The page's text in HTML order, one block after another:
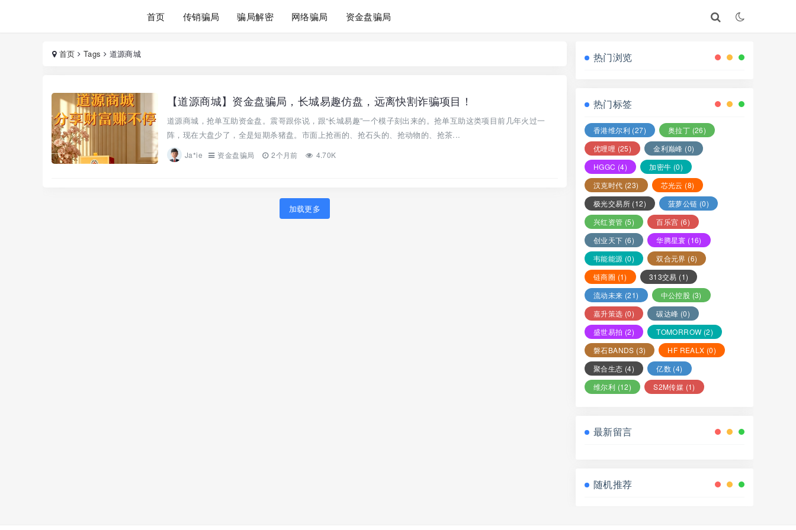
首页 传销骗局 骗局解密 网络骗局 资金盘骗局
首页 Tags 道源商城
【道源商城】资金盘骗局，长城易趣仿盘，远离快割诈骗项目！
道源商城，抢单互助资金盘。震哥跟你说，跟“长城易趣”一个模子刻出来的。抢单互助这类项目前几年火过一
阵，现在大盘少了，全是短期杀猪盘。市面上抢画的、抢石头的、抢动物的、抢茶...
Ja*ie 资金盘骗局 2个月前 4.70K
加载更多
热门浏览
热门标签
香港维尔利 (27) 奥拉丁 (26)
优哩哩 (25) 金利巅峰 (0)
HGGC (4) 加密牛 (0)
汉克时代 (23) 芯光云 (8)
极光交易所 (12) 菠萝公链 (0)
兴红资管 (5) 百乐宫 (6)
创业天下 (6) 华腾星寰 (16)
韦能能源 (0) 双合元界 (6)
链商圈 (1) 313交易 (1)
流动未来 (21) 中公控股 (3)
嘉升策选 (0) 碳达峰 (0)
盛世易拍 (2) TOMORROW (2)
磐石BANDS (3) HF REALX (0)
聚合生态 (4) 亿数 (4)
维尔利 (12) S2M传媒 (1)
最新留言
随机推荐